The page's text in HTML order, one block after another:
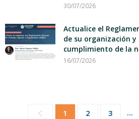
30/07/2026
Actualice el
de su organización
cumplimiento de la
16/07/2026
1 2 3 ...